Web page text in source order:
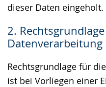
dieser Daten eingeholt.
2.
Datenverarbeitung
Rechtsgrundlage für
ist bei Vorliegen einer